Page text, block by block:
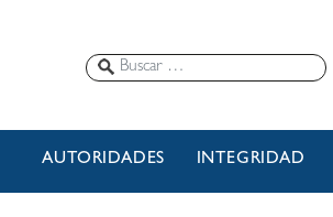
AUTORIDADES INTEGRIDAD